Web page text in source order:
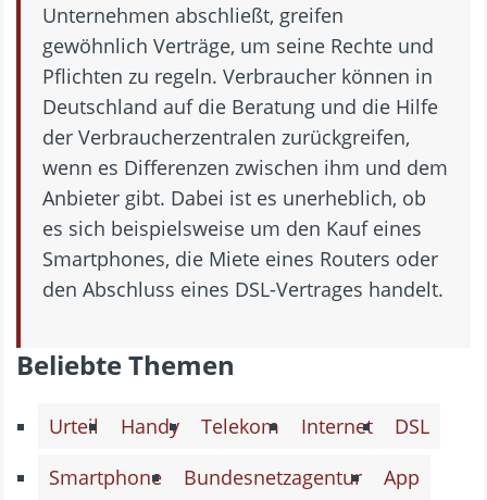
Unternehmen abschließt, greifen
gewöhnlich Verträge, um seine Rechte und
Pflichten zu regeln. Verbraucher können in
Deutschland auf die Beratung und die Hilfe
der Verbraucherzentralen zurückgreifen,
wenn es Differenzen zwischen ihm und dem
Anbieter gibt. Dabei ist es unerheblich, ob
es sich beispielsweise um den Kauf eines
Smartphones, die Miete eines Routers oder
den Abschluss eines DSL-Vertrages handelt.
Beliebte Themen
Urteil Handy Telekom Internet
DSL
Smartphone
Bundesnetzagentur App